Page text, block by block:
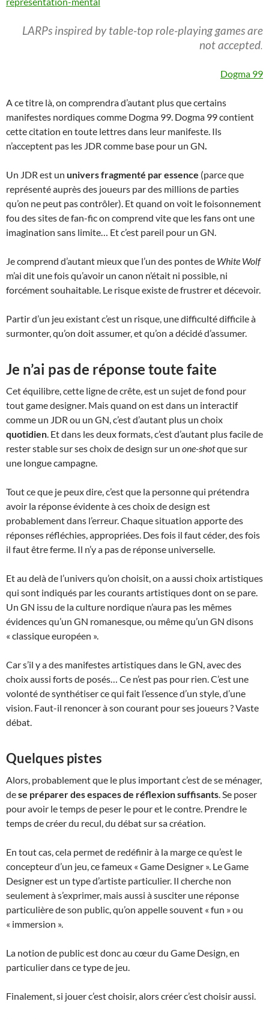
LARPs inspired by table-top role-playing games are
not accepted.
Dogma 99
A ce titre là, on comprendra d’autant plus que certains
manifestes nordiques comme Dogma 99. Dogma 99 contient
cette citation en toute lettres dans leur manifeste. Ils
n’acceptent pas les JDR comme base pour un GN.
Un JDR est un univers fragmenté par essence (parce que
représenté auprès des joueurs par des millions de parties
qu’on ne peut pas contrôler). Et quand on voit le foisonnement
fou des sites de fan-fic on comprend vite que les fans ont une
imagination sans limite… Et c’est pareil pour un GN.
Je comprend d’autant mieux que l’un des pontes de White Wolf
m’ai dit une fois qu’avoir un canon n’était ni possible, ni
forcément souhaitable. Le risque existe de frustrer et décevoir.
Partir d’un jeu existant c’est un risque, une difficulté difficile à
surmonter, qu’on doit assumer, et qu’on a décidé d’assumer.
Je n’ai pas de réponse toute faite
Cet équilibre, cette ligne de crête, est un sujet de fond pour
tout game designer. Mais quand on est dans un interactif
comme un JDR ou un GN, c’est d’autant plus un choix
quotidien. Et dans les deux formats, c’est d’autant plus facile de
rester stable sur ses choix de design sur un one-shotque sur
une longue campagne.
Tout ce que je peux dire, c’est que la personne qui prétendra
avoir la réponse évidente à ces choix de design est
probablement dans l’erreur. Chaque situation apporte des
réponses réfléchies, appropriées. Des fois il faut céder, des fois
il faut être ferme. Il n’y a pas de réponse universelle.
Et au delà de l’univers qu’on choisit, on a aussi choix artistiques
qui sont indiqués par les courants artistiques dont on se pare.
Un GN issu de la culture nordique n’aura pas les mêmes
évidences qu’un GN romanesque, ou même qu’un GN disons
« classique européen ».
Car s’il y a des manifestes artistiques dans le GN, avec des
choix aussi forts de posés… Ce n’est pas pour rien. C’est une
volonté de synthétiser ce qui fait l’essence d’un style, d’une
vision. Faut-il renoncer à son courant pour ses joueurs ? Vaste
débat.
Quelques pistes
Alors, probablement que le plus important c’est de se ménager,
dese préparer des espaces de réflexion suffisants. Se poser
pour avoir le temps de peser le pour et le contre. Prendre le
temps de créer du recul, du débat sur sa création.
En tout cas, cela permet de redéfinir à la marge ce qu’est le
concepteur d’un jeu, ce fameux « Game Designer ». Le Game
Designer est un type d’artiste particulier. Il cherche non
seulement à s’exprimer, mais aussi à susciter une réponse
particulière de son public, qu’on appelle souvent « fun » ou
« immersion ».
La notion de public est donc au cœur du Game Design, en
particulier dans ce type de jeu.
Finalement, si jouer c’est choisir, alors créer c’est choisir aussi.